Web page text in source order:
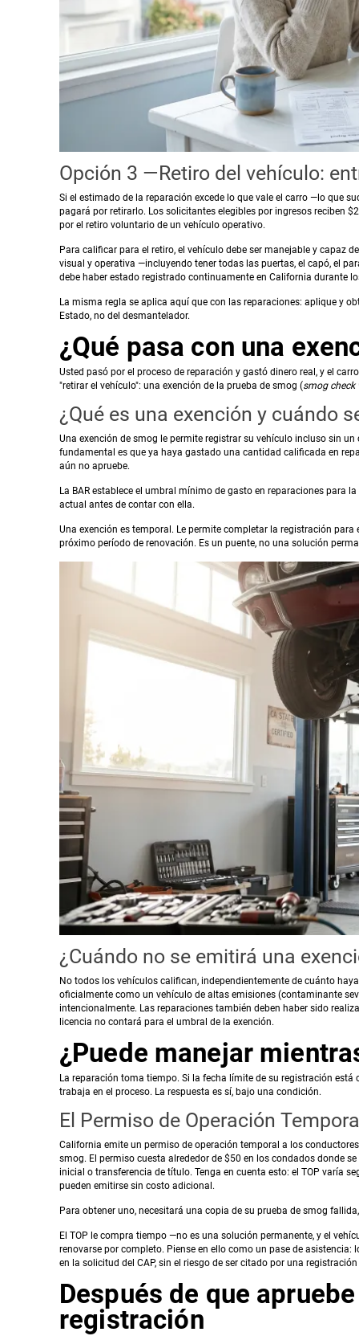
Opción 3 —Retiro del vehículo:
Si el estimado de la reparación excede lo que vale el carro —lo que
pagará por retirarlo. Los solicitantes elegibles por ingresos reciben
por el retiro voluntario de un vehículo operativo.
Para calificar para el retiro, el vehículo debe ser manejable y capaz
visual y operativa —incluyendo tener todas las puertas, el capó, el
debe haber estado registrado continuamente en California durante
La misma regla se aplica aquí que con las reparaciones: aplique y
Estado, no del desmantelador.
¿Qué pasa con una
Usted pasó por el proceso de reparación y gastó dinero real, y el
"retirar el vehículo": una exención de la prueba de smog (smog check
¿Qué es una exención y cuándo
Una exención de smog le permite registrar su vehículo incluso sin
fundamental es que ya haya gastado una cantidad calificada en
aún no apruebe.
La BAR establece el umbral mínimo de gasto en reparaciones para
actual antes de contar con ella.
Una exención es temporal. Le permite completar la registración
próximo período de renovación. Es un puente, no una solución
¿Cuándo no se emitirá una
No todos los vehículos califican, independientemente de cuánto
oficialmente como un vehículo de altas emisiones (contaminante
intencionalmente. Las reparaciones también deben haber sido
licencia no contará para el umbral de la exención.
¿Puede manejar
La reparación toma tiempo. Si la fecha límite de su registración
trabaja en el proceso. La respuesta es sí, bajo una condición.
El Permiso de Operación
California emite un permiso de operación temporal a los
smog. El permiso cuesta alrededor de $50 en los condados donde
inicial o transferencia de título. Tenga en cuenta esto: el TOP varía
pueden emitirse sin costo adicional.
Para obtener uno, necesitará una copia de su prueba de smog
El TOP le compra tiempo —no es una solución permanente, y el
renovarse por completo. Piense en ello como un pase de
en la solicitud del CAP, sin el riesgo de ser citado por una
Después de que
registración